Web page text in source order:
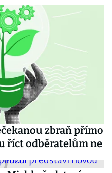
zbraň přímo
říct odběratelům ne